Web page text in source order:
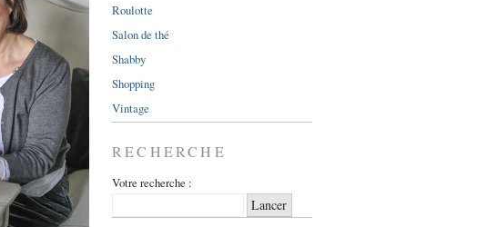
Roulotte
Salon de thé
Shabby
Shopping
Vintage
RECHERCHE
Votre recherche :